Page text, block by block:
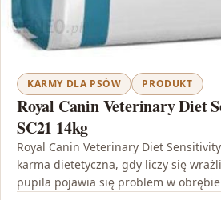
KARMY DLA PSÓW PRODUKT
Royal Canin Veterinary Diet
SC21 14kg
Royal Canin Veterinary Diet
karma dietetyczna, gdy liczy się
pupila pojawia się problem w